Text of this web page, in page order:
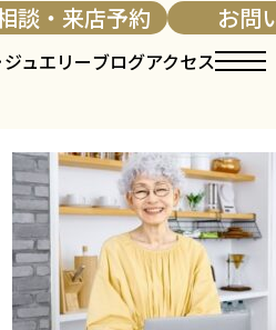
談・来店予約 お問
ュエリーブログアクセス